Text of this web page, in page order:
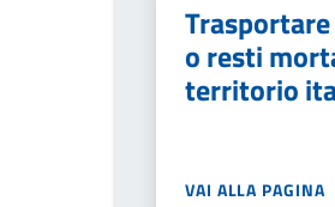
o resti
territorio
VAI ALLA PAGINA